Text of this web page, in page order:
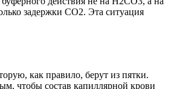
задержки СО2. Эта ситуация
как правило, берут из пятки.
чтобы состав капиллярной крови